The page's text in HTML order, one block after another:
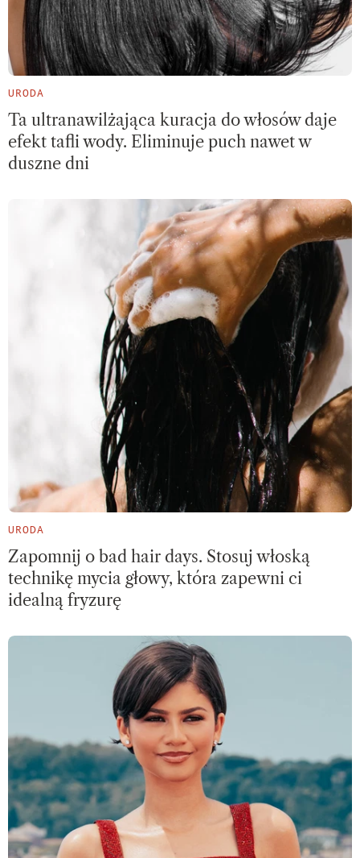
URODA
Ta ultranawilżająca kuracja do włosów daje
efekt tafli wody. Eliminuje puch nawet w
duszne dni
URODA
Zapomnij o bad hair days. Stosuj włoską
technikę mycia głowy, która zapewni ci
idealną fryzurę